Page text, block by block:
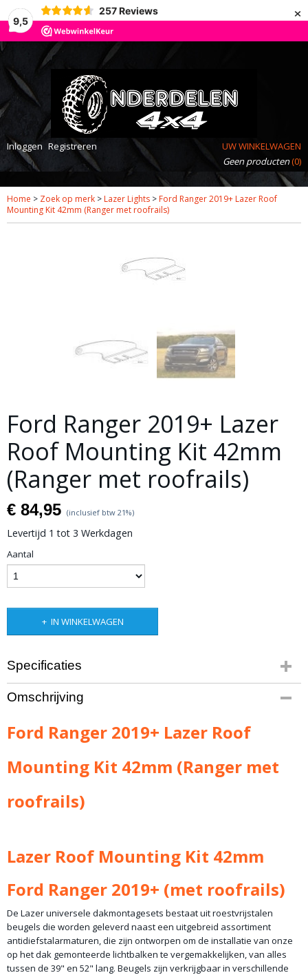
9,5
257 Reviews ×
Inloggen Registreren
UW WINKELWAGEN
Geen producten(0)
Home > Zoek op merk > Lazer Lights > Ford Ranger 2019+ Lazer Roof
Mounting Kit 42mm (Ranger met roofrails)
Ford Ranger 2019+ Lazer
Roof Mounting Kit 42mm
(Ranger met roofrails)
€ 84,95 (inclusief btw 21%)
Levertijd 1 tot 3 Werkdagen
Aantal
IN WINKELWAGEN
Specificaties
Productcode leverancier
Lazer 3001-RANGER-42-K
Omschrijving
Ford Ranger 2019+ Lazer Roof
Mounting Kit 42mm (Ranger met
roofrails)
Lazer Roof Mounting Kit 42mm
Ford Ranger 2019+ (met roofrails)
De Lazer universele dakmontagesets bestaat uit roestvrijstalen
beugels die worden geleverd naast een uitgebreid assortiment
antidiefstalarmaturen, die zijn ontworpen om de installatie van onze
op het dak gemonteerde lichtbalken te vergemakkelijken, van alles
tussen de 39" en 52" lang. Beugels zijn verkrijgbaar in verschillende